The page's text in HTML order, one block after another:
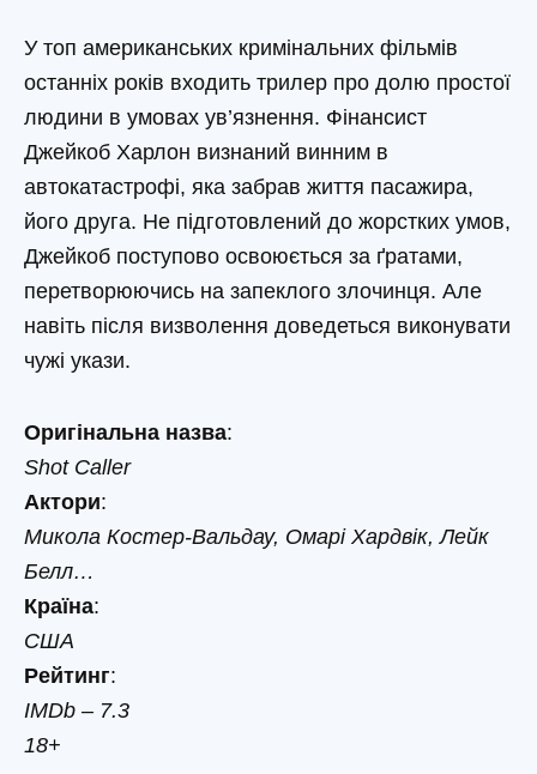
У топ американських кримінальних фільмів
останніх років входить трилер про долю простої
людини в умовах ув’язнення. Фінансист
Джейкоб Харлон визнаний винним в
автокатастрофі, яка забрав життя пасажира,
його друга. Не підготовлений до жорстких умов,
Джейкоб поступово освоюється за ґратами,
перетворюючись на запеклого злочинця. Але
навіть після визволення доведеться виконувати
чужі укази.
Оригінальна назва:
Shot Caller
Актори:
Микола Костер-Вальдау, Омарі Хардвік, Лейк
Белл…
Країна:
США
Рейтинг:
IMDb – 7.3
18+